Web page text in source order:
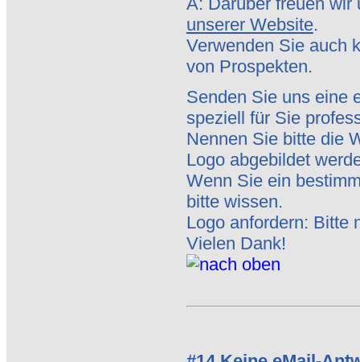
unserer Website.
Verwenden Sie auch
von Prospekten.
Senden Sie uns eine
speziell für Sie
Nennen Sie bitte die
Logo abgebildet
Wenn Sie ein
bitte wissen.
Logo anfordern: Bitte
Vielen Dank!